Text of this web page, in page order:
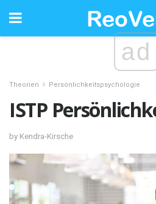
ad
Theorien Persönlichkeitspsychologie
ISTP
by Kendra-Kirsche